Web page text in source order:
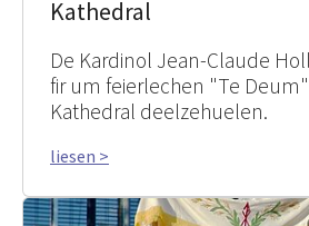
Kathedral
De Kardinol Jean-Claude
fir um feierlechen "Te
Kathedral deelzehuelen.
liesen >